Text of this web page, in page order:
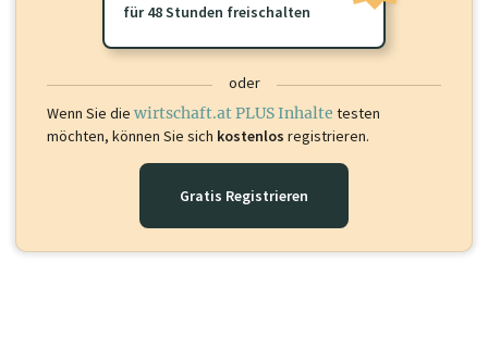
für 48 Stunden freischalten
oder
Wenn Sie die wirtschaft.at PLUS Inhalte testen
möchten, können Sie sich kostenlos registrieren.
Gratis Registrieren